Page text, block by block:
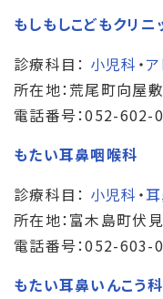
もしもしこどもクリニ
診療科目： 小児科 ・
所在地：荒尾町向屋
電話番号：052-602-
もたい耳鼻咽喉科
診療科目： 小児科 ・
所在地：富木島町伏
電話番号：052-603-
もたい耳鼻いんこう